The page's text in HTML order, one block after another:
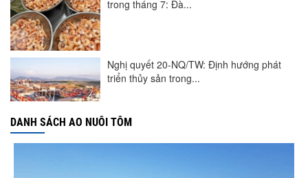
trong tháng 7: Đà...
Nghị quyết 20-NQ/TW: Định hướng phát
triển thủy sản trong...
DANH SÁCH AO NUÔI TÔM